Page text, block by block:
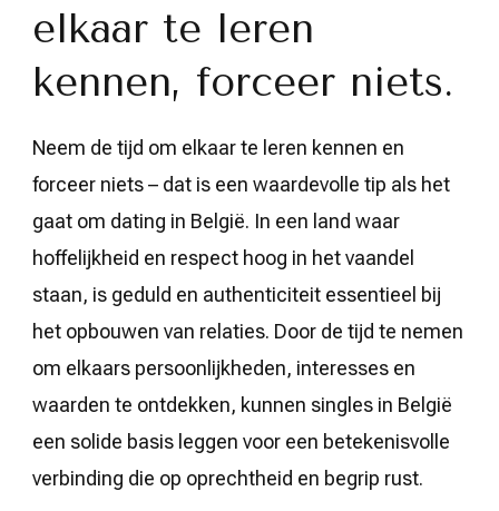
elkaar te leren
kennen, forceer niets.
Neem de tijd om elkaar te leren kennen en
forceer niets – dat is een waardevolle tip als het
gaat om dating in België. In een land waar
hoffelijkheid en respect hoog in het vaandel
staan, is geduld en authenticiteit essentieel bij
het opbouwen van relaties. Door de tijd te nemen
om elkaars persoonlijkheden, interesses en
waarden te ontdekken, kunnen singles in België
een solide basis leggen voor een betekenisvolle
verbinding die op oprechtheid en begrip rust.